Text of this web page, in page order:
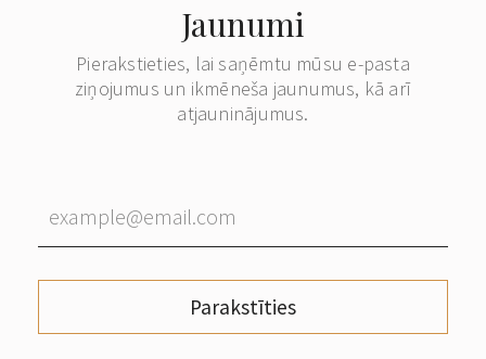
Jaunumi
Pierakstieties, lai saņēmtu mūsu e-pasta
ziņojumus un ikmēneša jaunumus, kā arī
atjauninājumus.
Parakstīties